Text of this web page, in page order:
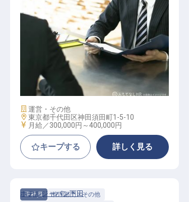
営業・WEBマーケター
施設業態
運営・その他
勤務地
東京都千代田区神田須田町1-5-10
給与
月給／300,000円～400,000円
キープする 詳しく見る
正社員
管理部門・その他
ホテルジャパン下田